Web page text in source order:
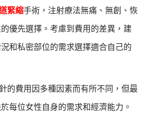
緊縮手術，注射療法無痛、無創、恢
優先選擇。考慮到費用的差異，建
和私密部位的需求選擇適合自己的
的費用因多種因素而有所不同，但最
每位女性自身的需求和經濟能力。